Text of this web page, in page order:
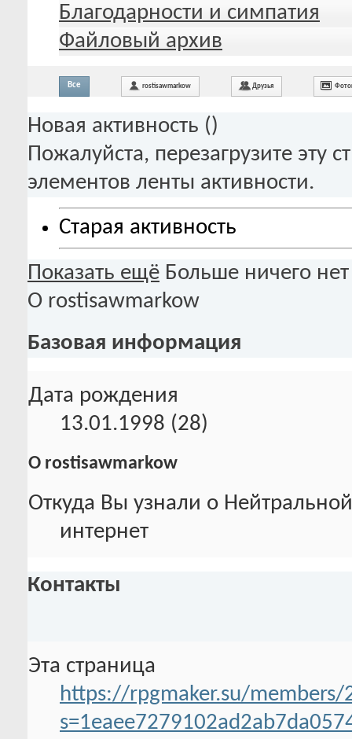
Благодарности и симпатия
Файловый архив
Все rostisawmarkow Друзья
Новая активность ()
Пожалуйста, перезагрузите эту
элементов ленты активности.
Старая активность
Показать ещё Больше ничего нет
О rostisawmarkow
Базовая информация
Дата рождения
13.01.1998 (28)
О rostisawmarkow
Откуда Вы узнали о
интернет
Контакты
Эта страница
https://rpgmaker.su/